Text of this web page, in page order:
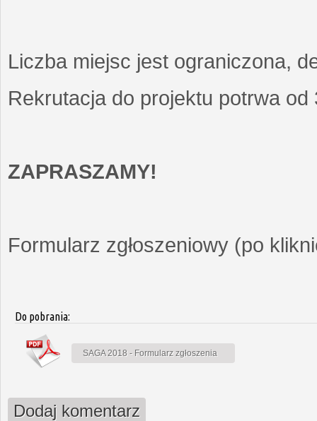
Liczba miejsc jest ograniczona,
Rekrutacja do projektu potrwa
ZAPRASZAMY!
Formularz zgłoszeniowy (po
Do pobrania:
SAGA 2018 - Formularz zgłoszenia
Dodaj komentarz